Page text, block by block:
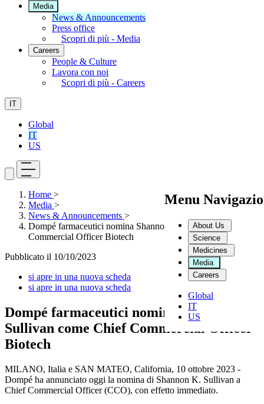
Media
News & Announcements
Press office
Scopri di più - Media
Careers
People & Culture
Lavora con noi
Scopri di più - Careers
IT
Global
IT
US
Menu
About Us
Science
Medicines
Media
Careers
Global
IT
US
Home >
Media >
News & Announcements >
Dompé farmaceutici nomina Shannon K. Sullivan come Chief
Commercial Officer Biotech
Pubblicato il 10/10/2023
si apre in una nuova scheda
si apre in una nuova scheda
Dompé farmaceutici nomina Shannon K.
Sullivan come Chief Commercial Officer
Biotech
MILANO, Italia e SAN MATEO, California, 10 ottobre 2023 -
Dompé ha annunciato oggi la nomina di Shannon K. Sullivan a
Chief Commercial Officer (CCO), con effetto immediato.